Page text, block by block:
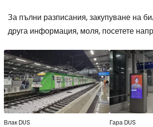
За пълни разписания, закупуване на
друга информация, моля, посетете
Влак DUS Гара DUS